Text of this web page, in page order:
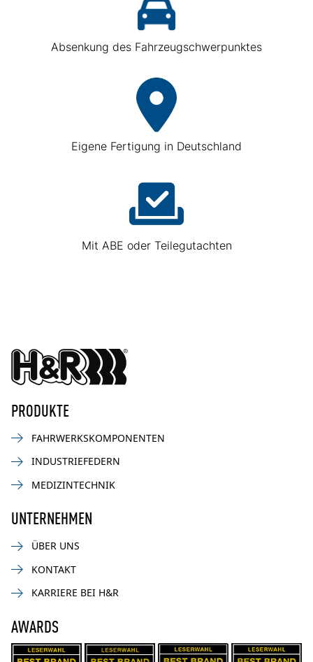
Absenkung des Fahrzeugschwerpunktes
Eigene Fertigung in Deutschland
Mit ABE oder Teilegutachten
PRODUKTE
FAHRWERKSKOMPONENTEN
INDUSTRIEFEDERN
MEDIZINTECHNIK
UNTERNEHMEN
ÜBER UNS
KONTAKT
KARRIERE BEI H&R
AWARDS